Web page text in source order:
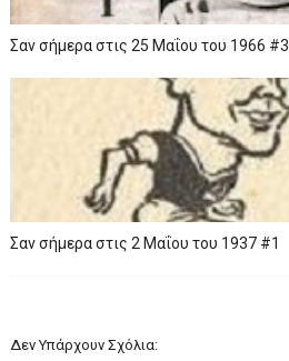
Σαν σήμερα στις 25 Μαΐου του 1966 #3
Σαν σήμερα στις 2 Μαΐου του 1937 #1
Δεν Υπάρχουν Σχόλια: